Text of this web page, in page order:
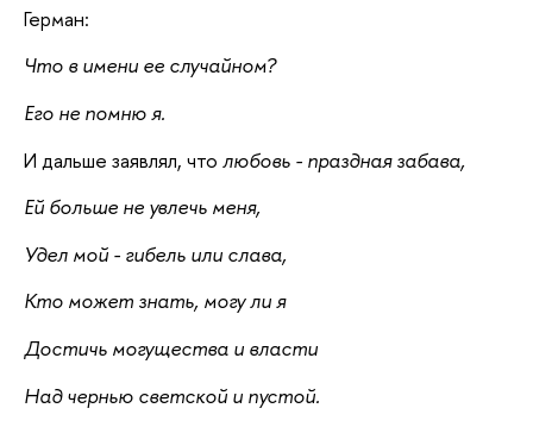
Герман:
Что в имени ее случайном?
Его не помню я.
И дальше заявлял, что любовь - праздная забава,
Ей больше не увлечь меня,
Удел мой - гибель или слава,
Кто может знать, могу ли я
Достичь могущества и власти
Над чернью светской и пустой.